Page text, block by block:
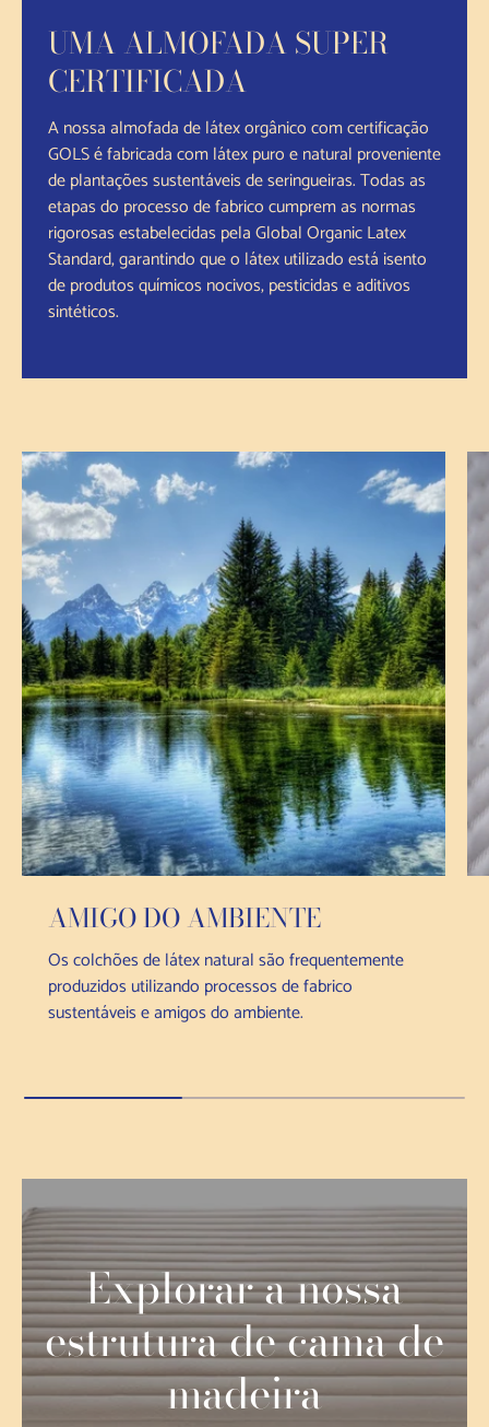
UMA ALMOFADA SUPER
CERTIFICADA
A nossa almofada de látex orgânico com certificação
GOLS é fabricada com látex puro e natural proveniente
de plantações sustentáveis de seringueiras. Todas as
etapas do processo de fabrico cumprem as normas
rigorosas estabelecidas pela Global Organic Latex
Standard, garantindo que o látex utilizado está isento
de produtos químicos nocivos, pesticidas e aditivos
sintéticos.
AMIGO DO AMBIENTE
Os colchões de látex natural são frequentemente
produzidos utilizando processos de fabrico
sustentáveis e amigos do ambiente.
Explorar a nossa
estrutura de cama de
madeira